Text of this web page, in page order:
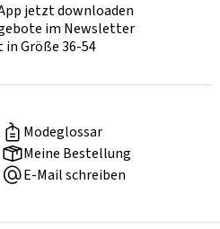
jetzt downloaden
im Newsletter
Größe 36-54
Modeglossar
Meine Bestellung
E-Mail schreiben